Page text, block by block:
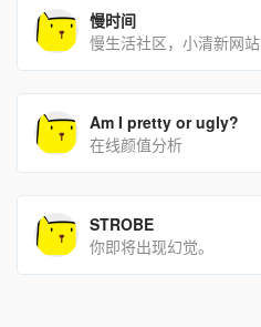
慢时间
慢生活社区，小清新网站
Am I pretty or ugly?
在线颜值分析
STROBE
你即将出现幻觉。